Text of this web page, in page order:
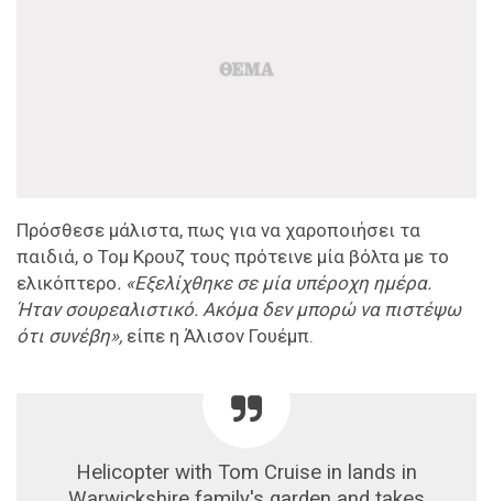
Πρόσθεσε μάλιστα, πως για να χαροποιήσει τα
παιδιά, ο Τομ Κρουζ τους πρότεινε μία βόλτα με το
ελικόπτερο. «Εξελίχθηκε σε μία υπέροχη ημέρα.
Ήταν σουρεαλιστικό. Ακόμα δεν μπορώ να πιστέψω
ότι συνέβη», είπε η Άλισον Γουέμπ.
Helicopter with Tom Cruise in lands in